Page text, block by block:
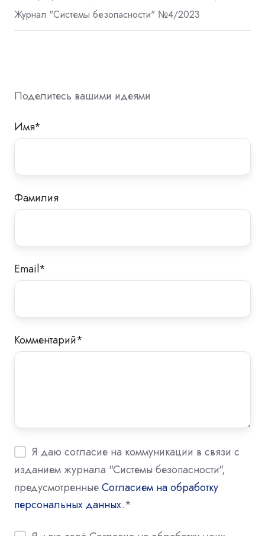
Журнал "Системы безопасности" №4/2023
Поделитесь вашими идеями
Имя*
Фамилия
Email*
Комментарий*
Я даю согласие на коммуникации в связи с
изданием журнала "Системы безопасности",
предусмотренныеСогласием на обработку
персональных данных.*